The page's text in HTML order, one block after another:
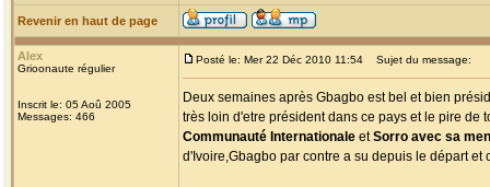
Revenir en haut de page
Alex
Grioonaute régulier
Inscrit le: 05 Aoû 2005
Messages: 466
Posté le: Mer 22 Déc 2010 11:54 Sujet du message:
Deux semaines après Gbagbo est bel et bien
très loin d'etre président dans ce pays et le pire de
Communauté Internationale etSorro avec sa
d'Ivoire,Gbagbo par contre a su depuis le départ